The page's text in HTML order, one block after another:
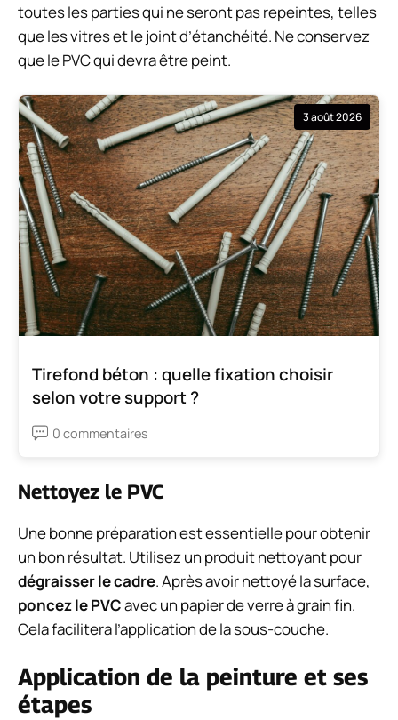
toutes les parties qui ne seront pas repeintes, telles
que les vitres et le joint d’étanchéité. Ne conservez
que le PVC qui devra être peint.
3 août 2026
Tirefond béton : quelle fixation choisir
selon votre support ?
0 commentaires
Nettoyez le PVC
Une bonne préparation est essentielle pour obtenir
un bon résultat. Utilisez un produit nettoyant pour
dégraisser le cadre. Après avoir nettoyé la surface,
poncez le PVCavec un papier de verre à grain fin.
Cela facilitera l’application de la sous-couche.
Application de la peinture et ses
étapes